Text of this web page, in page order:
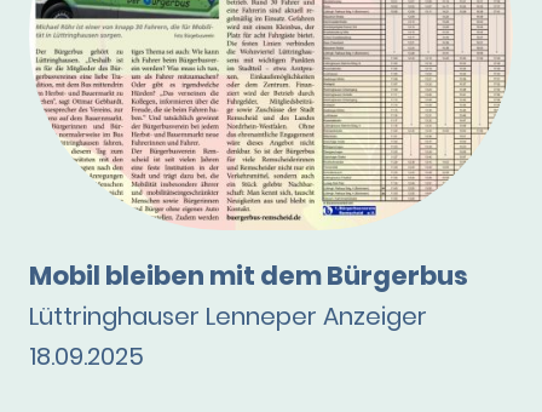
Mobil bleiben mit dem Bürgerbus
Lüttringhauser Lenneper Anzeiger
18.09.2025